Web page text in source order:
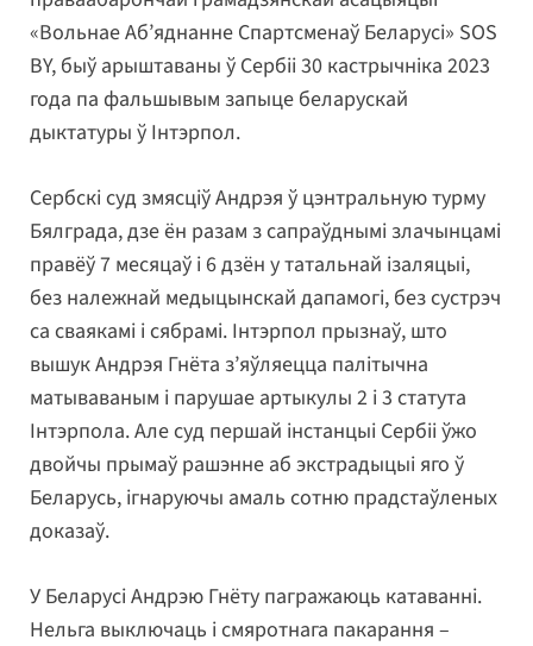
«Вольнае Аб’яднанне Спартсменаў Беларусі» SOS
BY, быў арыштаваны ў Сербіі 30 кастрычніка 2023
года па фальшывым запыце беларускай
дыктатуры ў Інтэрпол.
Сербскі суд змясціў Андрэя ў цэнтральную турму
Бялграда, дзе ён разам з сапраўднымі злачынцамі
правёў 7 месяцаў і 6 дзён у татальнай ізаляцыі,
без належнай медыцынскай дапамогі, без сустрэч
са сваякамі і сябрамі. Інтэрпол прызнаў, што
вышук Андрэя Гнёта з’яўляецца палітычна
матываваным і парушае артыкулы 2 і 3 статута
Інтэрпола. Але суд першай інстанцыі Сербіі ўжо
двойчы прымаў рашэнне аб экстрадыцыі яго ў
Беларусь, ігнаруючы амаль сотню прадстаўленых
доказаў.
У Беларусі Андрэю Гнёту пагражаюць катаванні.
Нельга выключаць і смяротнага пакарання –